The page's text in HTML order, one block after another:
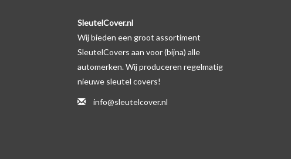
SleutelCover.nl
Wij bieden een groot assortiment
SleutelCovers aan voor (bijna) alle
automerken. Wij produceren regelmatig
nieuwe sleutel covers!
info@sleutelcover.nl